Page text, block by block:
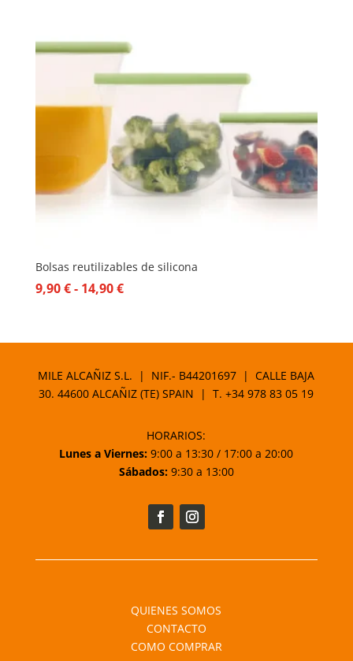
Bolsas reutilizables de silicona
9,90€- 14,90€Rango
9,90 €
hasta
MILE ALCAÑIZ S.L. | NIF.- B44201697 | CALLE BAJA
30. 44600 ALCAÑIZ (TE) SPAIN | T.+34 978 83 05 19
HORARIOS:
Lunes a Viernes: 9:00 a 13:30 / 17:00 a 20:00
Sábados:9:30 a 13:00
QUIENES SOMOS
CONTACTO
COMO COMPRAR